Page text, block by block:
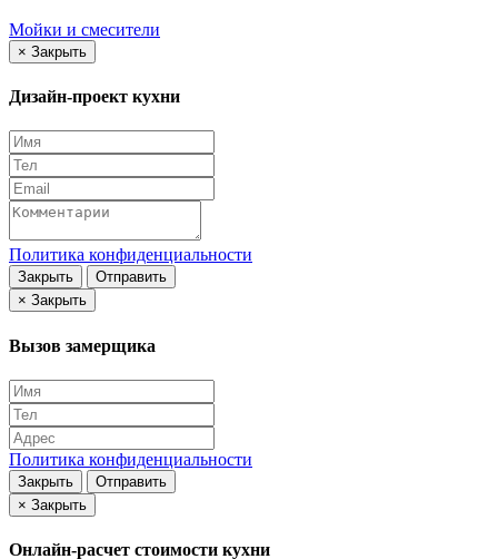
Мойки и смесители
× Закрыть
Дизайн-проект кухни
Политика конфиденциальности
Закрыть
Отправить
× Закрыть
Вызов замерщика
Политика конфиденциальности
Закрыть
Отправить
× Закрыть
Онлайн-расчет стоимости кухни